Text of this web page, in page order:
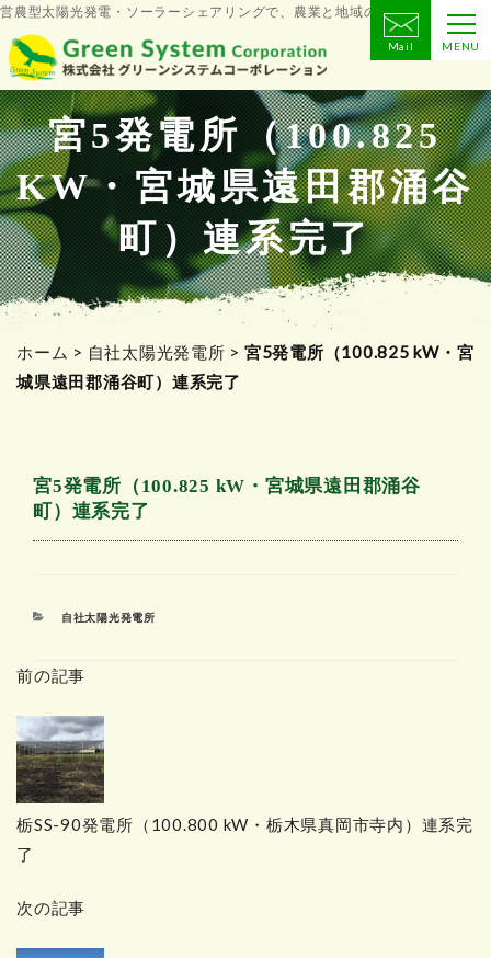
コ
ン
テ
ン
ツ
へ
ス
キ
ッ
プ
営農型太陽光発電・ソーラーシェアリングで、農業と地域の未来をつくる
Mail MENU
宮5発電所（100.825
KW・宮城県遠田郡涌谷
町）連系完了
ホーム > 自社太陽光発電所 > 宮5発電所（100.825 kW・宮
城県遠田郡涌谷町）連系完了
宮5発電所（100.825 kW・宮城県遠田郡涌谷
町）連系完了
カ
リ
自社太陽光発電所
前の記事
栃SS-90発電所（100.800 kW・栃木県真岡市寺内）連系完
了
次の記事